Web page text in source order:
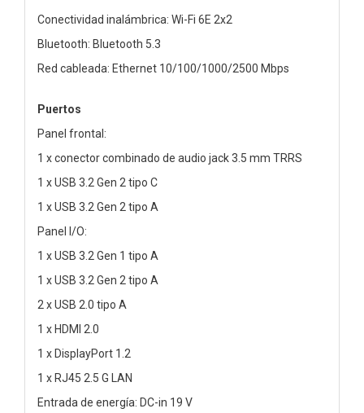
Conectividad inalámbrica: Wi-Fi 6E 2x2
Bluetooth: Bluetooth 5.3
Red cableada: Ethernet 10/100/1000/2500 Mbps
Puertos
Panel frontal:
1 x conector combinado de audio jack 3.5 mm TRRS
1 x USB 3.2 Gen 2 tipo C
1 x USB 3.2 Gen 2 tipo A
Panel I/O:
1 x USB 3.2 Gen 1 tipo A
1 x USB 3.2 Gen 2 tipo A
2 x USB 2.0 tipo A
1 x HDMI 2.0
1 x DisplayPort 1.2
1 x RJ45 2.5 G LAN
Entrada de energía: DC-in 19 V